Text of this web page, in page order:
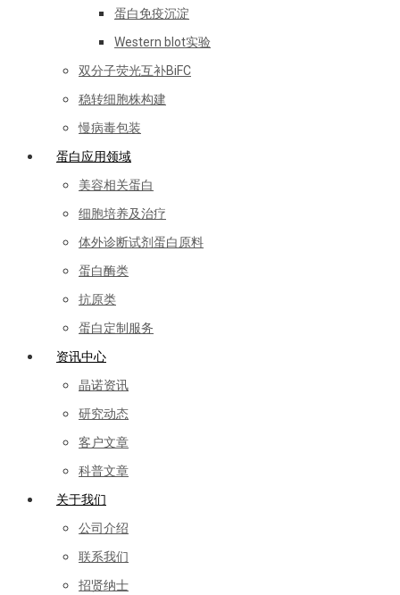
蛋白免疫沉淀
Western blot实验
双分子荧光互补BiFC
稳转细胞株构建
慢病毒包装
蛋白应用领域
美容相关蛋白
细胞培养及治疗
体外诊断试剂蛋白原料
蛋白酶类
抗原类
蛋白定制服务
资讯中心
晶诺资讯
研究动态
客户文章
科普文章
关于我们
公司介绍
联系我们
招贤纳士